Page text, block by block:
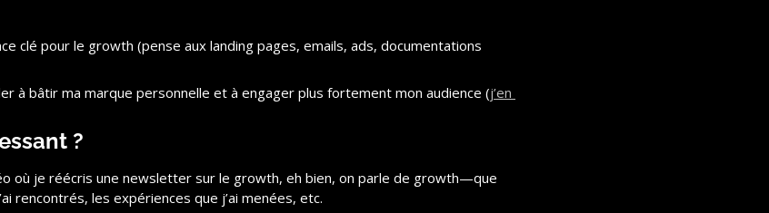
clé pour le growth (pense aux landing pages, emails, ads, documentations
à bâtir ma marque personnelle et à engager plus fortement mon audience (j’en
?
où je réécris une newsletter sur le growth, eh bien, on parle de growth—que
rencontrés, les expériences que j’ai menées, etc.